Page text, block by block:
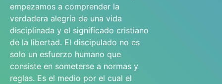
empezamos a comprender la
verdadera alegría de una vida
disciplinada y el significado cristiano
de la libertad. El discipulado no es
solo un esfuerzo humano que
consiste en someterse a normas y
reglas. Es el medio por el cual el